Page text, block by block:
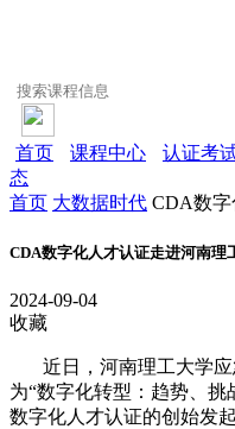
首页 课程中心 认证考
态
首页 大数据时代 CDA数字
CDA数字化人才认证走进河南理
2024-09-04
收藏
近日，河南理工大学应
为“数字化转型：趋势、
数字化人才认证的创始发